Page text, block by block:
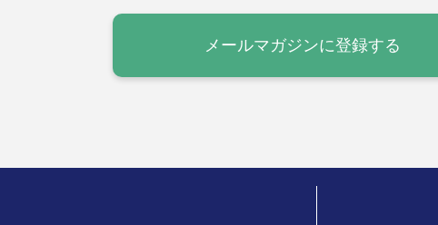
メールマガジンに登録する